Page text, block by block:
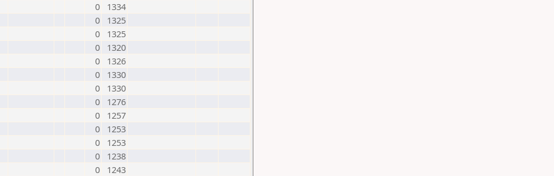
0
1334
0
1325
0
1325
0
1320
0
1326
0
1330
0
1330
0
1276
0
1257
0
1253
0
1253
0
1238
0
1243